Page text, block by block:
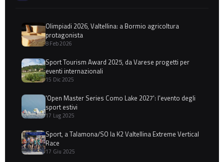
Olimpiadi 2026, Valtellina: a Bormio agricoltura
protagonista
8 Feb 2026
Sport Tourism Award 2025, da Varese progetti per
eventi internazionali
15 Dic 2025
'Open Master Series Como Lake 2027': l'evento degli
sport estivi
17 Lug 2025
Sport, a Talamona/SO la K2 Valtellina Extreme Vertical
Race
17 Giu 2025